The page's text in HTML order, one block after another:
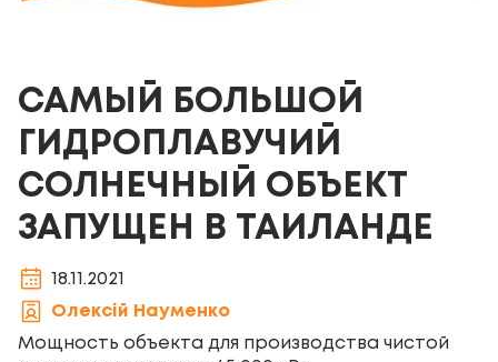
САМЫЙ БОЛЬШОЙ
ГИДРОПЛАВУЧИЙ
СОЛНЕЧНЫЙ ОБЪЕКТ
ЗАПУЩЕН В ТАИЛАНДЕ
18.11.2021
Олексій Науменко
Мощность объекта для производства чистой